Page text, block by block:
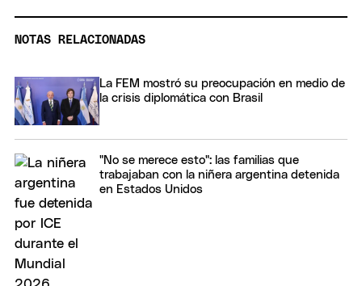
NOTAS RELACIONADAS
La FEM mostró su preocupación en medio de
la crisis diplomática con Brasil
"No se merece esto": las familias que
trabajaban con la niñera argentina detenida
en Estados Unidos